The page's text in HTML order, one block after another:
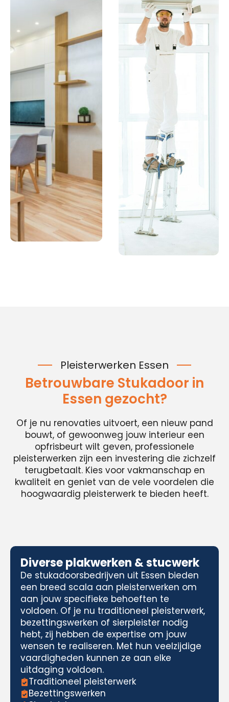
Pleisterwerken Essen
Betrouwbare Stukadoor in
Essen gezocht?
Of je nu renovaties uitvoert, een nieuw pand
bouwt, of gewoonweg jouw interieur een
opfrisbeurt wilt geven, professionele
pleisterwerken zijn een investering die zichzelf
terugbetaalt. Kies voor vakmanschap en
kwaliteit en geniet van de vele voordelen die
hoogwaardig pleisterwerk te bieden heeft.
Diverse plakwerken & stucwerk
De stukadoorsbedrijven uit Essen bieden
een breed scala aan pleisterwerken om
aan jouw specifieke behoeften te
voldoen. Of je nu traditioneel pleisterwerk,
bezettingswerken of sierpleister nodig
hebt, zij hebben de expertise om jouw
wensen te realiseren. Met hun veelzijdige
vaardigheden kunnen ze aan elke
uitdaging voldoen.
Traditioneel pleisterwerk
Bezettingswerken